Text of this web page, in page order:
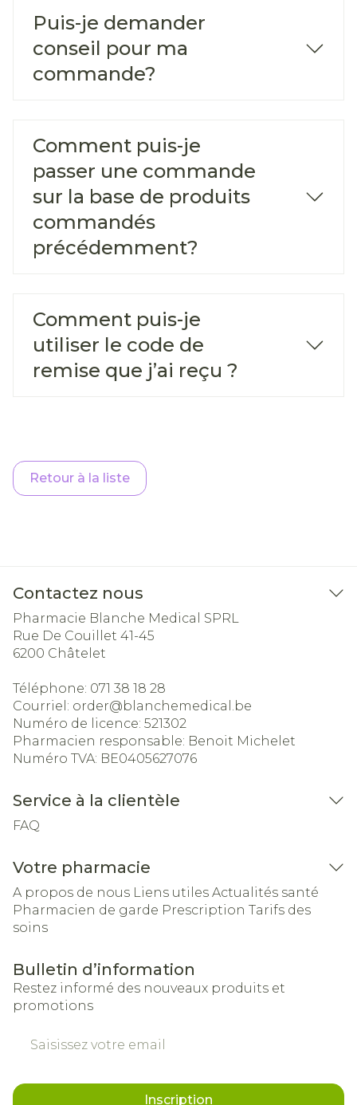
Puis-je demander
conseil pour ma
commande?
Comment puis-je
passer une commande
sur la base de produits
commandés
précédemment?
Comment puis-je
utiliser le code de
remise que j’ai reçu ?
Retour à la liste
Contactez nous
Pharmacie Blanche Medical SPRL
Rue De Couillet 41-45
6200 Châtelet
Téléphone: 071 38 18 28
Courriel: order@blanchemedical.be
Numéro de licence: 521302
Pharmacien responsable: Benoit Michelet
Numéro TVA: BE0405627076
Service à la clientèle
FAQ
Votre pharmacie
A propos de nous Liens utiles Actualités santé
Pharmacien de garde Prescription Tarifs des
soins
Bulletin d’information
Restez informé des nouveaux produits et
promotions
Inscription